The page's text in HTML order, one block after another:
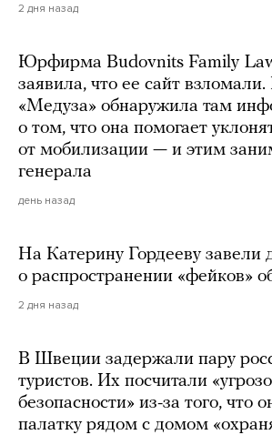
2 дня назад
Юрфирма Budovnits Family
заявила, что ее сайт взломали.
«Медуза» обнаружила там
о том, что она помогает
от мобилизации — и этим
генерала
день назад
На Катерину Гордееву завели
о распространении «фейков»
2 дня назад
В Швеции задержали пару
туристов. Их посчитали
безопасности» из-за того, что
палатку рядом с домом